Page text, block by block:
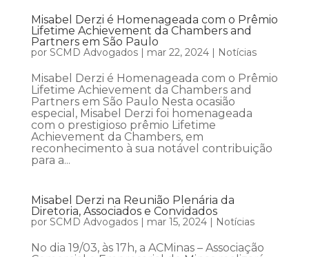
Misabel Derzi é Homenageada com o Prêmio
Lifetime Achievement da Chambers and
Partners em São Paulo
por SCMD Advogados| mar 22, 2024| Notícias
Misabel Derzi é Homenageada com o Prêmio
Lifetime Achievement da Chambers and
Partners em São Paulo Nesta ocasião
especial, Misabel Derzi foi homenageada
com o prestigioso prêmio Lifetime
Achievement da Chambers, em
reconhecimento à sua notável contribuição
para a...
Misabel Derzi na Reunião Plenária da
Diretoria, Associados e Convidados
por SCMD Advogados| mar 15, 2024| Notícias
No dia 19/03, às 17h, a ACMinas – Associação